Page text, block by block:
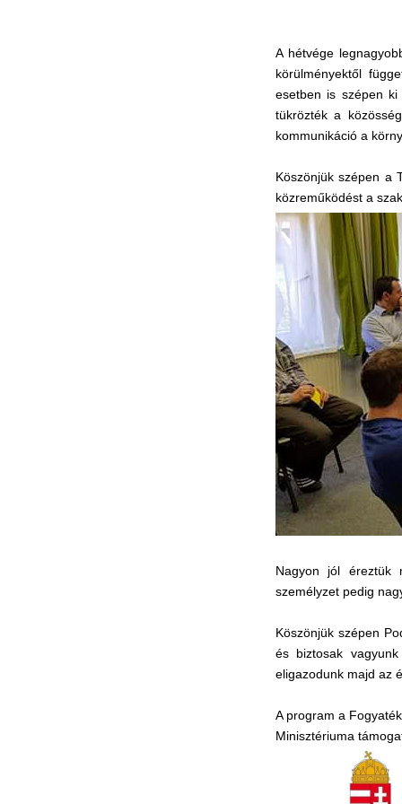
A hétvége
körülményektől
esetben is szépen
tükrözték a
kommunikáció a
Köszönjük szépen a
közreműködést a
Nagyon jól éreztük
személyzet pedig
Köszönjük szépen
és biztosak
eligazodunk majd az
A program a
Minisztériuma